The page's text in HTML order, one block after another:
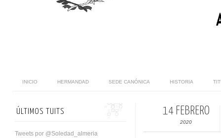
INICIO HERMANDAD SEDE CANÓNICA HISTORIA
14 FEBRERO
2020
ÚLTIMOS TUITS
Tweets por @Soledad_almeria